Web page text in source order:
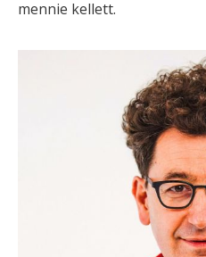
mennie kellett.